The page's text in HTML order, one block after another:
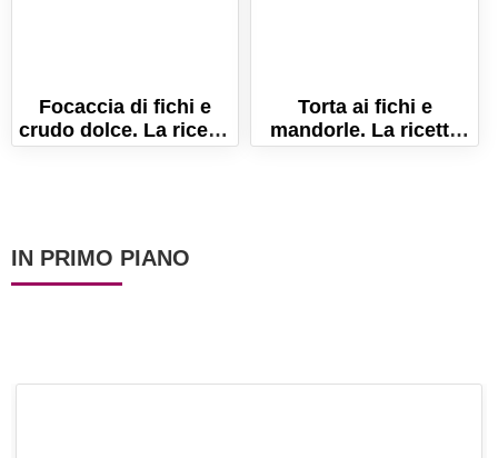
Focaccia di fichi e
crudo dolce. La ricetta
per farla sofficissima!
Torta ai fichi e
mandorle. La ricetta
per farla sofficissima!
IN PRIMO PIANO